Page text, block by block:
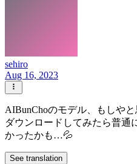
sehiro
Aug 16, 2023
AIBunChoのモデル、もしやと
ダウンロードしてみたら普通
かったかも…💦
See translation